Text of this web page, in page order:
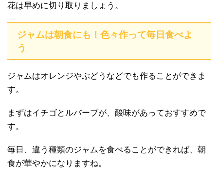
花は早めに切り取りましょう。
ジャムは朝食にも！色々作って毎日食べよ
う
ジャムはオレンジやぶどうなどでも作ることができま
す。
まずはイチゴとルバーブが、酸味があっておすすめで
す。
毎日、違う種類のジャムを食べることができれば、朝
食が華やかになりますね。